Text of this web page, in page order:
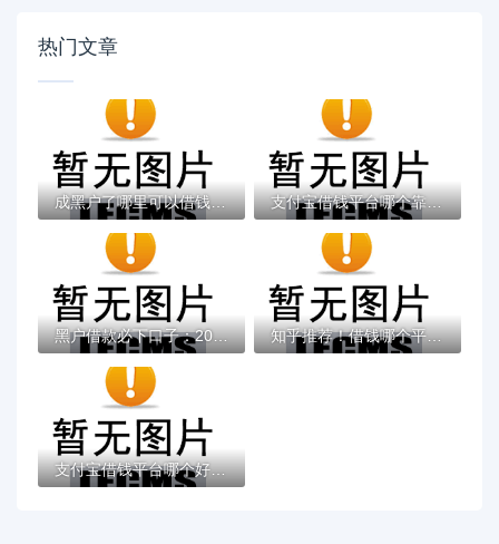
热门文章
成黑户了哪里可以借钱急用啊，2025五大专属... 支付宝借钱平台哪个靠谱？实测这5款低息灵活...
黑户借款必下口子：2025推荐5个通过率100%的... 知乎推荐！借钱哪个平台靠谱？这5个低息正规...
支付宝借钱平台哪个好？实测推荐这3个靠谱低...